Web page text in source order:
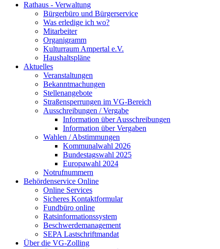
Rathaus - Verwaltung
Bürgerbüro und Bürgerservice
Was erledige ich wo?
Mitarbeiter
Organigramm
Kulturraum Ampertal e.V.
Haushaltspläne
Aktuelles
Veranstaltungen
Bekanntmachungen
Stellenangebote
Straßensperrungen im VG-Bereich
Ausschreibungen / Vergabe
Information über Ausschreibungen
Information über Vergaben
Wahlen / Abstimmungen
Kommunalwahl 2026
Bundestagswahl 2025
Europawahl 2024
Notrufnummern
Behördenservice Online
Online Services
Sicheres Kontaktformular
Fundbüro online
Ratsinformationssystem
Beschwerdemanagement
SEPA Lastschriftmandat
Über die VG-Zolling